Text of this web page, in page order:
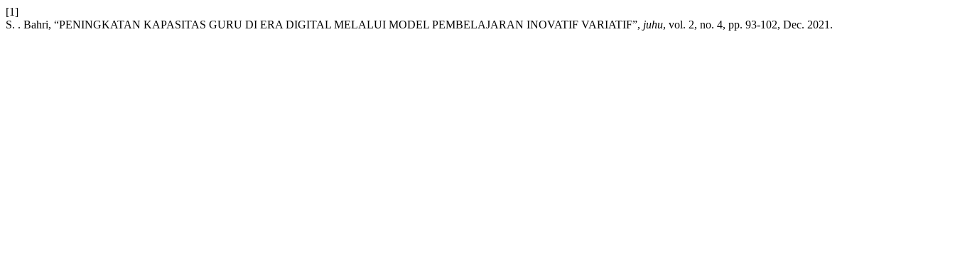
[1]
S. . Bahri, “PENINGKATAN KAPASITAS GURU DI ERA DIGITAL MELALUI MODEL PEMBELAJARAN INOVATIF VARIATIF”, juhu, vol. 2, no. 4, pp. 93-102, Dec. 2021.